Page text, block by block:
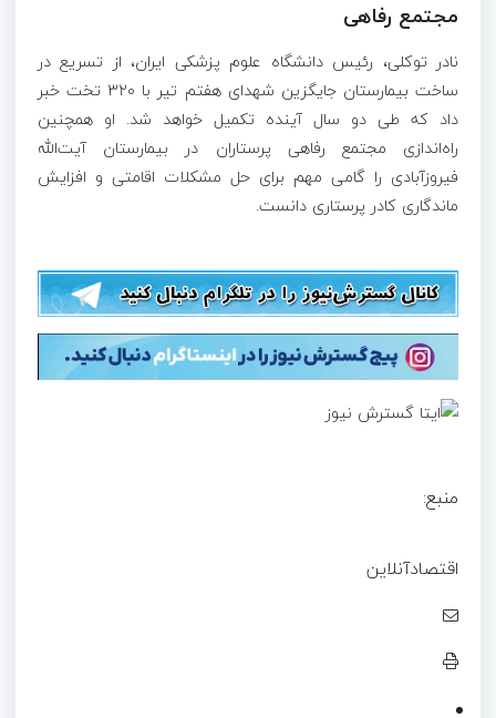
مجتمع رفاهی
نادر توکلی، رئیس دانشگاه علوم پزشکی ایران، از تسریع در
ساخت بیمارستان جایگزین شهدای هفتم تیر با ۳۲۰ تخت خبر
داد که طی دو سال آینده تکمیل خواهد شد. او همچنین
راه‌اندازی مجتمع رفاهی پرستاران در بیمارستان آیت‌الله
فیروزآبادی را گامی مهم برای حل مشکلات اقامتی و افزایش
ماندگاری کادر پرستاری دانست.
منبع:
اقتصادآنلاین